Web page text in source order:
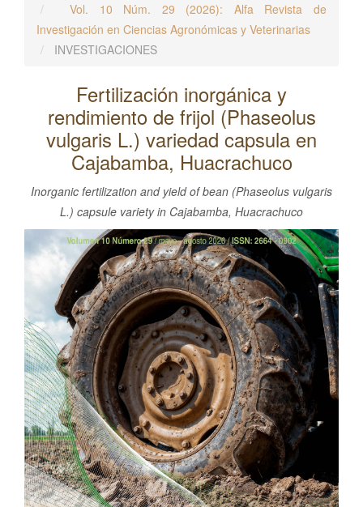
t
i
p
r
i
n
c
i
p
a
l
B
Vol. 10 Núm. 29 (2026): Alfa Revista de
Investigación en Ciencias Agronómicas y Veterinarias
INVESTIGACIONES
Fertilización inorgánica y
rendimiento de frijol (Phaseolus
vulgaris L.) variedad capsula en
Cajabamba, Huacrachuco
Inorganic fertilization and yield of bean (Phaseolus vulgaris
L.) capsule variety in Cajabamba, Huacrachuco
Barra
lateral
del
artículo